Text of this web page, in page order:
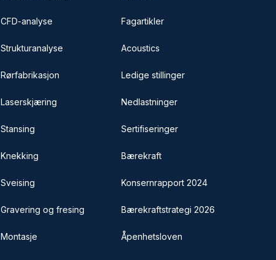
CFD-analyse
Strukturanalyse
Rørfabrikasjon
Laserskjæring
Stansing
Knekking
Sveising
Gravering og fresing
Montasje
Fagartikler
Acoustics
Ledige stillinger
Nedlastninger
Sertifiseringer
Bærekraft
Konsernrapport 2024
Bærekraftstrategi 2026
Åpenhetsloven